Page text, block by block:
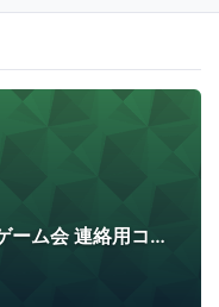
【うずまき惑星】人狼・ゲーム会 連絡用コミュニティ